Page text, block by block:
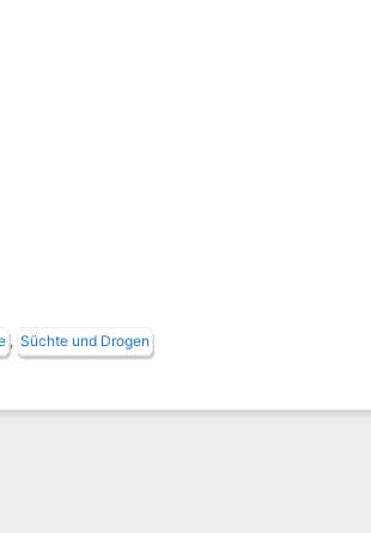
, Süchte und Drogen